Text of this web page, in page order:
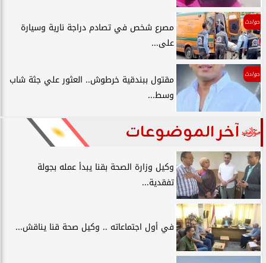
حوادث
مصرع شخص في تصادم دراجة نارية وسيارة
على...
حوادث
مقتول ببندقية خرطوش.. العثور علي جثة شاب
وسط...
آخر الموضوعات
وكيل وزارة الصحة بقنا يبدأ عمله بجولة
تفقدية...
في أول اجتماعاته .. وكيل صحة قنا يناقش...